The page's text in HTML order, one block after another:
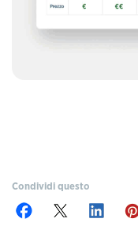
Condividi questo